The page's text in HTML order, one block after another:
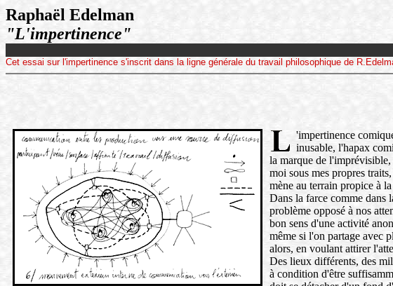
Raphaël Edelman
"L'impertinence"
Cet essai sur l'impertinence s'inscrit dans la ligne générale du travail philosophique de
'impertinence
inusable, l'hapax
la marque de
moi sous mes propres
mène au terrain propice à
Dans la farce comme dans
problème opposé à nos
bon sens d'une activité
même si l'on partage avec
alors, en voulant attirer
Des lieux différents, des
à condition d'être